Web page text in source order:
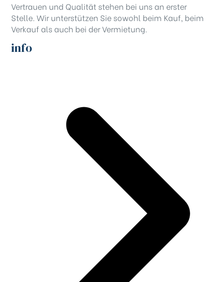
Vertrauen und Qualität stehen bei uns an erster
Stelle. Wir unterstützen Sie sowohl beim Kauf, beim
Verkauf als auch bei der Vermietung.
info